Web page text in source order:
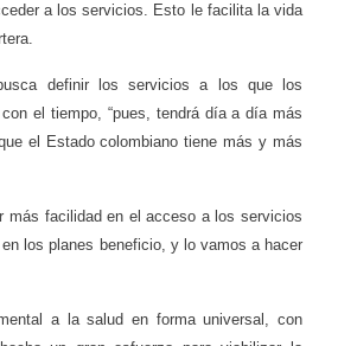
a los servicios. Esto le facilita la vida
definir los servicios a los que los
el tiempo, “pues, tendrá día a día más
el Estado colombiano tiene más y más
más facilidad en el acceso a los servicios
los planes beneficio, y lo vamos a hacer
a la salud en forma universal, con